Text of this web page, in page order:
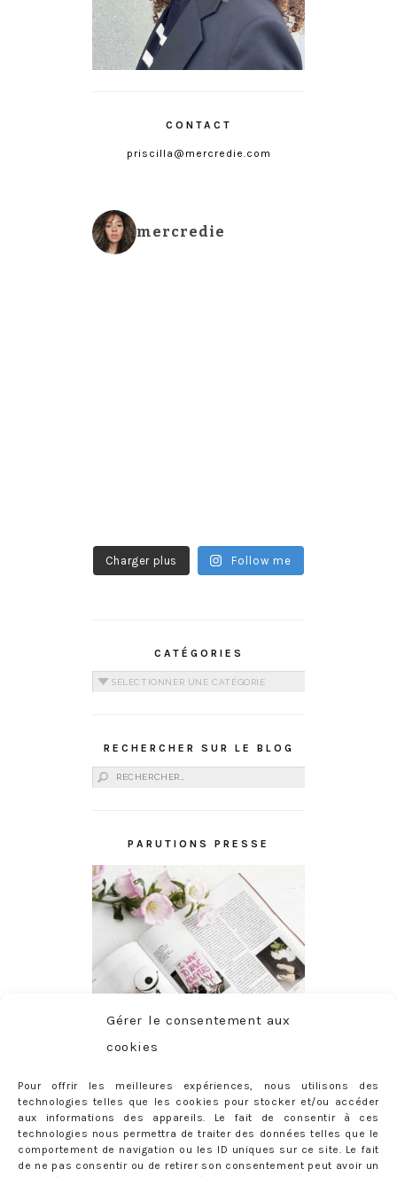
Gérer le consentement aux
cookies
Pour offrir les meilleures expériences, nous utilisons des
technologies telles que les cookies pour stocker et/ou accéder
aux informations des appareils. Le fait de consentir à ces
technologies nous permettra de traiter des données telles que le
comportement de navigation ou les ID uniques sur ce site. Le fait
de ne pas consentir ou de retirer son consentement peut avoir un
CONTACT
priscilla@mercredie.com
mercredie
Charger plus Follow me
CATÉGORIES
Catégories
RECHERCHER SUR LE BLOG
Rechercher :
PARUTIONS PRESSE